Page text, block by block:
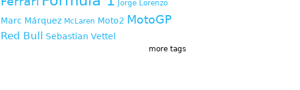
Jorge Lorenzo
Marc Márquez McLaren Moto2 MotoGP
Red Bull Sebastian Vettel
more tags